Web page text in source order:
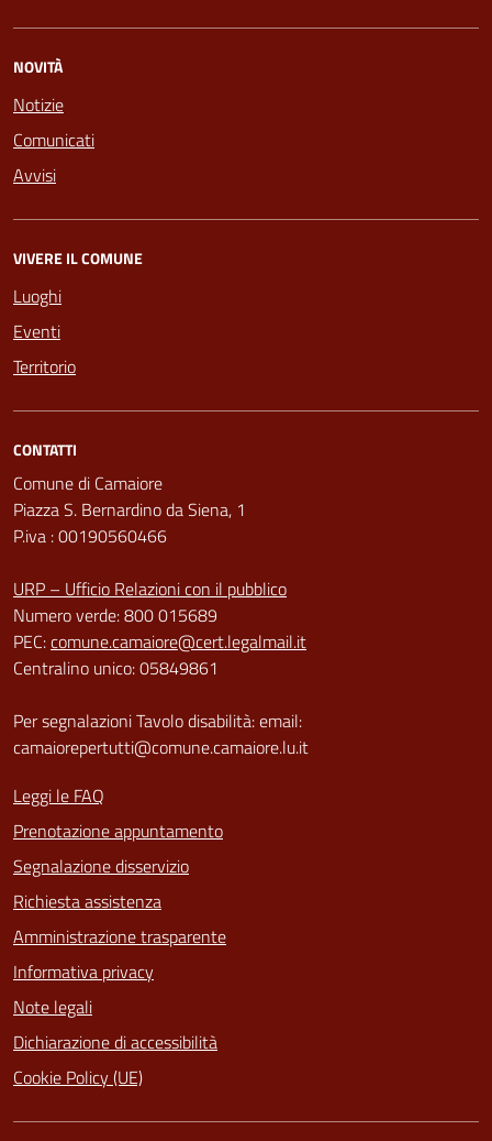
NOVITÀ
Notizie
Comunicati
Avvisi
VIVERE IL COMUNE
Luoghi
Eventi
Territorio
CONTATTI
Comune di Camaiore
Piazza S. Bernardino da Siena, 1
P.iva : 00190560466
URP – Ufficio Relazioni con il pubblico
Numero verde: 800 015689
PEC:comune.camaiore@cert.legalmail.it
Centralino unico: 05849861
Per segnalazioni Tavolo disabilità: email:
camaiorepertutti@comune.camaiore.lu.it
Leggi le FAQ
Prenotazione appuntamento
Segnalazione disservizio
Richiesta assistenza
Amministrazione trasparente
Informativa privacy
Note legali
Dichiarazione di accessibilità
Cookie Policy (UE)